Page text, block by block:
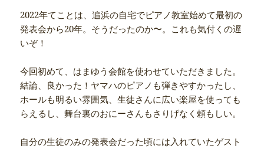
2022年てことは、追浜の自宅でピアノ教室始めて最初の
発表会から20年。そうだったのか〜。これも気付くの遅
いぞ！
今回初めて、はまゆう会館を使わせていただきました。
結論、良かった！ヤマハのピアノも弾きやすかったし、
ホールも明るい雰囲気、生徒さんに広い楽屋を使っても
らえるし、舞台裏のおにーさんもさりげなく頼もしい。
自分の生徒のみの発表会だった頃には入れていたゲスト